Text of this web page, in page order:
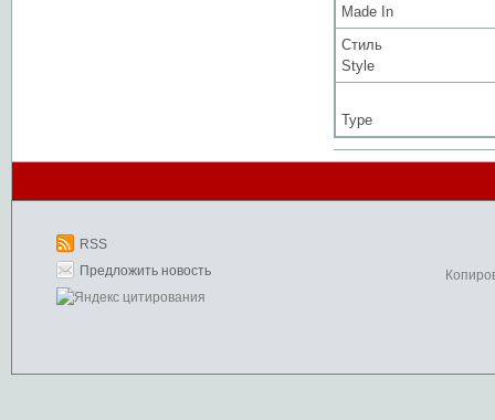
Made In
Стиль
Style
Type
RSS
Предложить новость